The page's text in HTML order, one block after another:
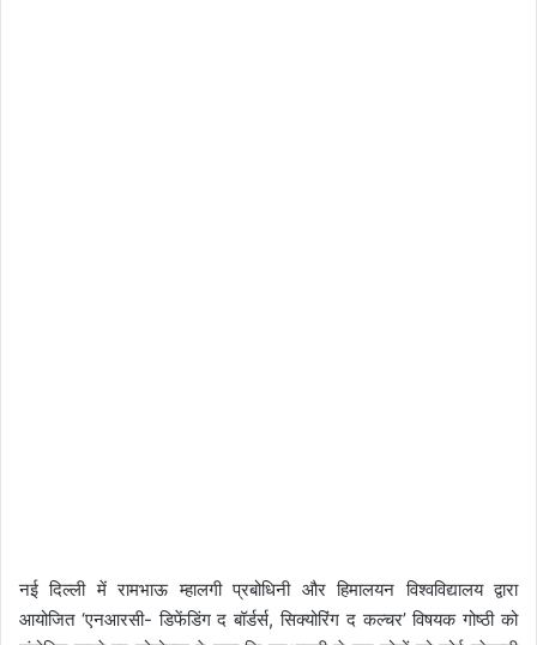
नई दिल्ली में रामभाऊ म्हालगी प्रबोधिनी और हिमालयन विश्वविद्यालय द्वारा
आयोजित ‘एनआरसी- डिफेंडिंग द बॉर्डर्स, सिक्योरिंग द कल्चर’ विषयक गोष्ठी को